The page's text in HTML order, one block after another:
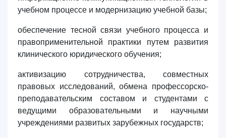
учебном процессе и модернизацию учебной базы;
обеспечение тесной связи учебного процесса и
правоприменительной практики путем развития
клинического юридического обучения;
активизацию сотрудничества, совместных
правовых исследований, обмена профессорско-
преподавательским составом и студентами с
ведущими образовательными и научными
учреждениями развитых зарубежных государств;